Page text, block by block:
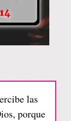
las
porque